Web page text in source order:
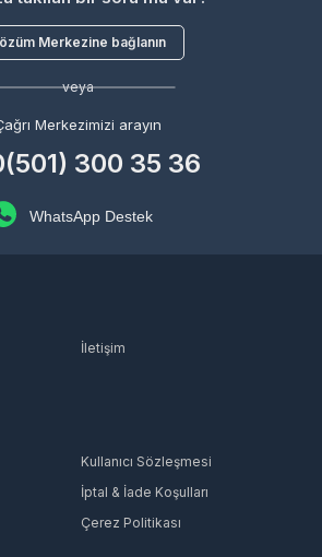
Merkezine bağlanın
veya
Merkezimizi arayın
300 35 36
WhatsApp Destek
İletişim
Kullanıcı Sözleşmesi
İptal & İade Koşulları
Çerez Politikası